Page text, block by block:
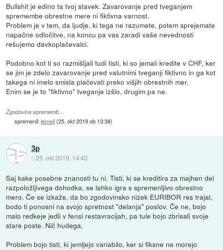
Bullshit je edino ta tvoj stavek. Zavarovanje pred tveganjem
spremembe obrestne mere ni fiktivna varnost.
Problem je v tem, da ljudje, ki tega ne razumete, potem sprejemate
napačne odločitve, na koncu pa vas zaradi vaše nevednosti
rešujemo davkoplačevalci.
Podobno kot ti so razmišljali tudi tisti, ki so jemali kredite v CHF, ker
se jim je zdelo zavarovanje pred valutnimi tveganji fiktivno in ga kot
takega ni imelo smisla plačevati preko višjih obrestnih mer.
Enim se je to "fiktivno" tveganje izšlo, drugim pa ne.
Zgodovina sprememb…
spremenil:jernejl(25. okt 2019 ob 13:38)
3p
::25. okt 2019, 14:43
Saj kake posebne znanosti tu ni. Tisti, ki se kreditira za majhen del
razpoložljivega dohodka, se lahko igra s spremenljivo obrestno
mero. Če se izkaže, da bo zgodovinsko nizek EURIBOR res trajal,
bodo ti ponosni na svojo spretnost "delanja" poslov. Če ne, bojo
malo redkeje jedli v fensi restavracijah, pa tule bojo zbrisali svoje
stare poste. Nič hudega.
Problem bojo tisti, ki jemljejo variabilo, ker si fiksne ne morejo